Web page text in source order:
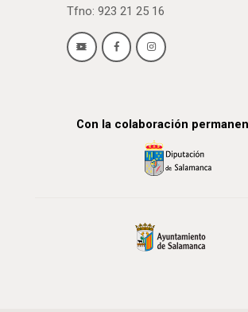
Tfno: 923 21 25 16
Con la colaboración